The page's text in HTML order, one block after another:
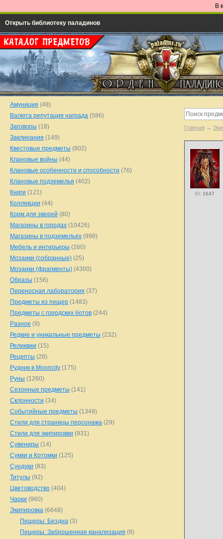
В
Открыть библиотеку паладинов
Главная →
ID: 1647
Амуниция (48)
Валюта репутация награда (586)
Заговоры (18)
Заклинания (149)
Квестовые предметы (802)
Клановые войны (44)
Клановые особенности и способности (76)
Клановые подземелья (402)
Книги (121)
Коллекции (44)
Корм для зверей (80)
Магазины в городах (10426)
Магазины в подземельях (998)
Мебель и интерьеры (260)
Мозаики (собранные) (25)
Мозаики (фрагменты) (4300)
Образы (156)
Переносная лаборатория (37)
Предметы из пещер (1483)
Предметы с городских ботов (244)
Разное (9)
Редкие и уникальные предметы (232)
Реликвии (15)
Рецепты (28)
Рудник в Mooncity (175)
Руны (1260)
Сезонные предметы (141)
Склонности (34)
Событийные предметы (1349)
Стили для страницы персонажа (29)
Стили для экипировки (931)
Сувениры (14)
Сумки и Котомки (125)
Сундуки (83)
Титулы (92)
Цветоводство (404)
Чарки (960)
Экипировка (6648)
Пещеры: Бездна (3)
Пещеры: Заброшенная канализация (8)